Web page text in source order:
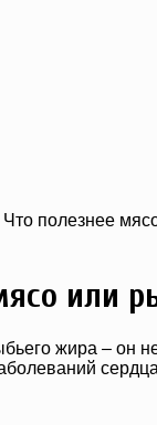
Что полезнее
или
жира – он